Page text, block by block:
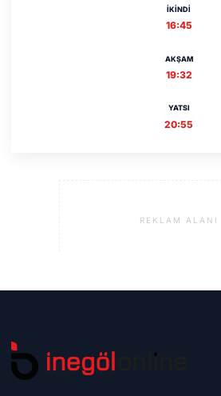
İKINDI
16:45
AKŞAM
19:32
YATSI
20:55
REKLAM ALANI